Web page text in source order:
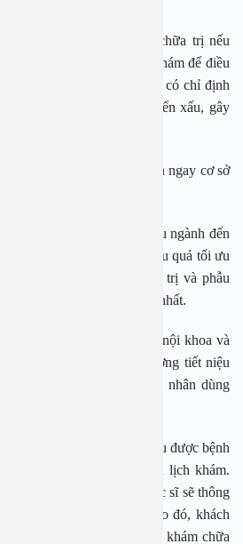
có thể phòng ngừa và chữa trị nếu
dấu hiệu và chủ động đi khám để điều
tự sử dụng thuốc khi chưa có chỉ định
tình trạng bệnh tiến triển xấu, gây
đường tiết niệu hãy đến ngay cơ sở
quy tụ các chuyên gia đầu ngành đến
tại Việt Nam, mang lại hiệu quả tối ưu
thăm khám, tư vấn, điều trị và phẫu
chuyên với chi phí hợp lý nhất.
điều trị cả phương pháp nội khoa và
bệnh nhiễm trùng đường tiết niệu
định và hướng dẫn bệnh nhân dùng
Việt chi phí thăm khám đều được bệnh
trước khi bệnh nhân đặt lịch khám.
phương pháp điều trị bác sĩ sẽ thông
để bệnh nhân nắm rõ. Do đó, khách
động trong suốt quá trình khám chữa